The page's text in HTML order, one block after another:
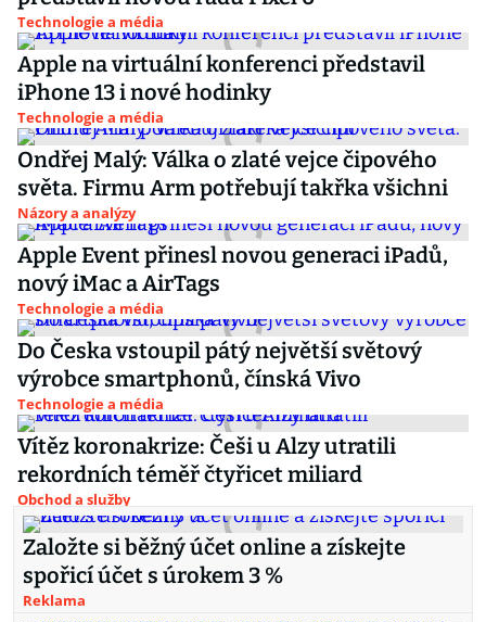
Technologie a média
Apple na virtuální konferenci představil
iPhone 13 i nové hodinky
Technologie a média
Ondřej Malý: Válka o zlaté vejce čipového
světa. Firmu Arm potřebují takřka všichni
Názory a analýzy
Apple Event přinesl novou generaci iPadů,
nový iMac a AirTags
Technologie a média
Do Česka vstoupil pátý největší světový
výrobce smartphonů, čínská Vivo
Technologie a média
Vítěz koronakrize: Češi u Alzy utratili
rekordních téměř čtyřicet miliard
Obchod a služby
Založte si běžný účet online a získejte
spořicí účet s úrokem 3 %
Reklama